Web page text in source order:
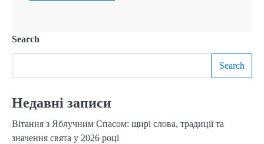
Search
Search
Недавні записи
Вітання з Яблучним Спасом: щирі слова, традиції та
значення свята у 2026 році